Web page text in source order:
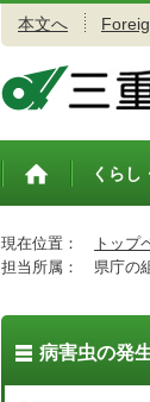
本文へ
トップペ
くらし
現在位置： トップ
担当所属：
県庁の
病害虫の発